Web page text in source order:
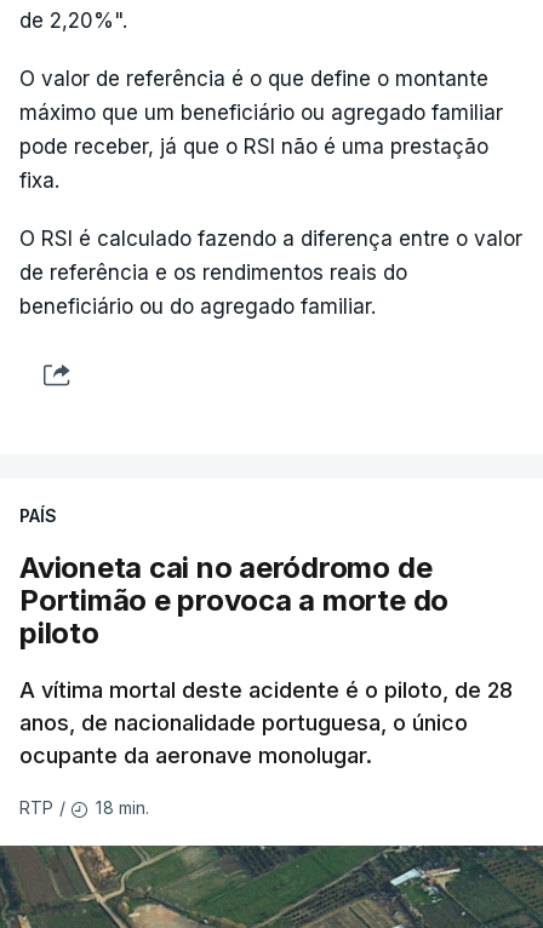
de 2,20%".
O valor de referência é o que define o montante
máximo que um beneficiário ou agregado familiar
pode receber, já que o RSI não é uma prestação
fixa.
O RSI é calculado fazendo a diferença entre o valor
de referência e os rendimentos reais do
beneficiário ou do agregado familiar.
PAÍS
Avioneta cai no aeródromo de
Portimão e provoca a morte do
piloto
A vítima mortal deste acidente é o piloto, de 28
anos, de nacionalidade portuguesa, o único
ocupante da aeronave monolugar.
RTP / 18 min.